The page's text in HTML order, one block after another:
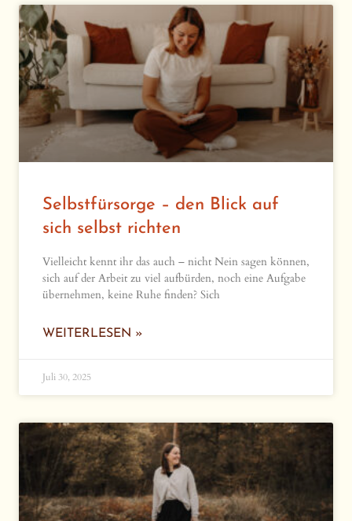
Selbstfürsorge – den Blick auf
sich selbst richten
Vielleicht kennt ihr das auch – nicht Nein sagen können,
sich auf der Arbeit zu viel aufbürden, noch eine Aufgabe
übernehmen, keine Ruhe finden? Sich
WEITERLESEN »
Juli 30, 2025